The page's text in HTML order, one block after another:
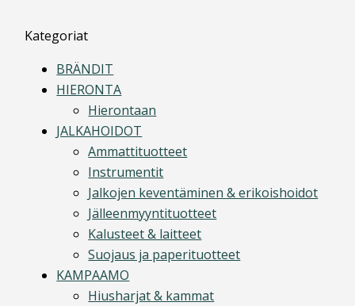
Kategoriat
BRÄNDIT
HIERONTA
Hierontaan
JALKAHOIDOT
Ammattituotteet
Instrumentit
Jalkojen keventäminen & erikoishoidot
Jälleenmyyntituotteet
Kalusteet & laitteet
Suojaus ja paperituotteet
KAMPAAMO
Hiusharjat & kammat